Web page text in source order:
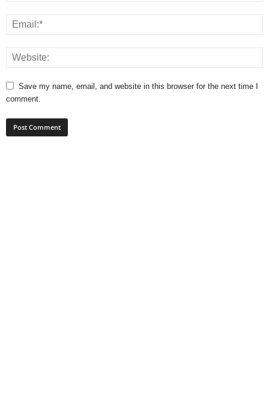
Save my name, email, and website in this browser for the next time I
comment.